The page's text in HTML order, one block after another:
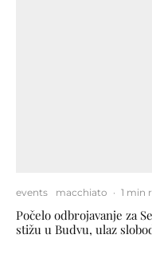
events macchiato · 1 min
Počelo odbrojavanje za
stižu u Budvu, ulaz